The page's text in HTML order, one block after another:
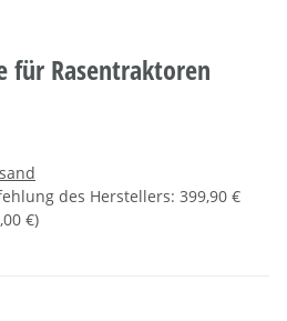
für Rasentraktoren
des Herstellers: 399,90 €
€)